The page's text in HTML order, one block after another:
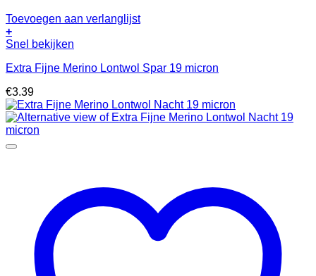
Toevoegen aan verlanglijst
+
Snel bekijken
Extra Fijne Merino Lontwol Spar 19 micron
€3.39